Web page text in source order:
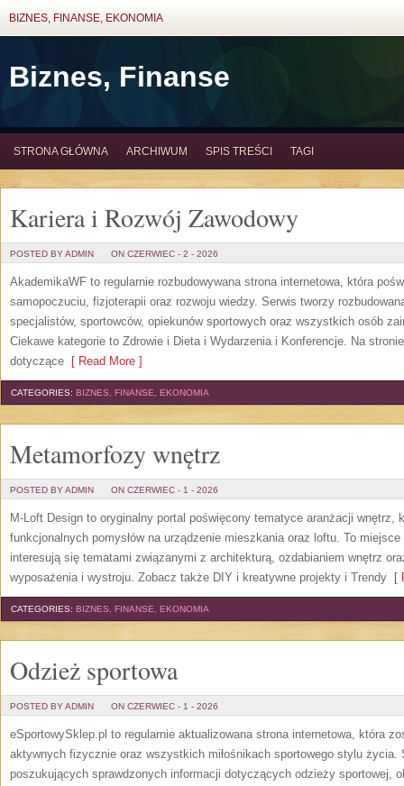
BIZNES, FINANSE, EKONOMIA
Biznes, Finanse
STRONA GŁÓWNA ARCHIWUM SPIS TREŚCI TAGI
Kariera i Rozwój Zawodowy
POSTED BY ADMIN ON CZERWIEC - 2 - 2026
AkademikaWF to regularnie rozbudowywana strona internetowa, która
samopoczuciu, fizjoterapii oraz rozwoju wiedzy. Serwis tworzy
specjalistów, sportowców, opiekunów sportowych oraz wszystkich osób
Ciekawe kategorie to Zdrowie i Dieta i Wydarzenia i Konferencje. Na
dotyczące [ Read More ]
CATEGORIES: BIZNES, FINANSE, EKONOMIA
Metamorfozy wnętrz
POSTED BY ADMIN ON CZERWIEC - 1 - 2026
M-Loft Design to oryginalny portal poświęcony tematyce aranżacji wnętrz,
funkcjonalnych pomysłów na urządzenie mieszkania oraz loftu. To
interesują się tematami związanymi z architekturą, ozdabianiem wnętrz
wyposażenia i wystroju. Zobacz także DIY i kreatywne projekty i Trendy [
CATEGORIES: BIZNES, FINANSE, EKONOMIA
Odzież sportowa
POSTED BY ADMIN ON CZERWIEC - 1 - 2026
eSportowySklep.pl to regularnie aktualizowana strona internetowa, która
aktywnych fizycznie oraz wszystkich miłośnikach sportowego stylu życia.
poszukujących sprawdzonych informacji dotyczących odzieży sportowej,